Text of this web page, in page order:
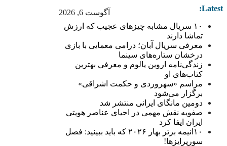
آگوست 6, 2026 Latest:
۱۰ سریال مشابه چیزهای عجیب که ارزش
تماشا دارند
معرفی سریال آبان؛ درامی معمایی با بازی
درخشان ستاره‌های سینما
زندگی‌نامه اروین یالوم و معرفی بهترین
کتاب‌های او
مراسم «سهروردی و حکمت اشراقی»
برگزار می‌شود
دومین مانگای ایرانی منتشر شد
صفویه نقش مهمی در احیای عناصر هویتی
ایران ایفا کرد
۱۰انیمه برتر بهار ۲۰۲۶ که باید ببینید: فصل
سورپرایزها!